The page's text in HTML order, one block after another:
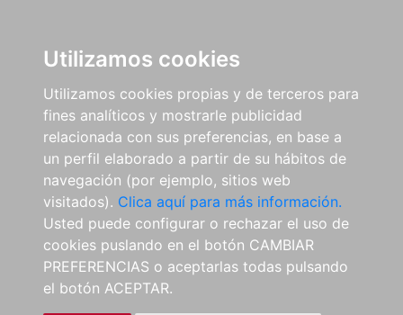
Utilizamos cookies
Utilizamos cookies propias y de terceros para
fines analíticos y mostrarle publicidad
relacionada con sus preferencias, en base a
un perfil elaborado a partir de su hábitos de
navegación (por ejemplo, sitios web
visitados). Clica aquí para más información.
Usted puede configurar o rechazar el uso de
cookies puslando en el botón CAMBIAR
PREFERENCIAS o aceptarlas todas pulsando
el botón ACEPTAR.